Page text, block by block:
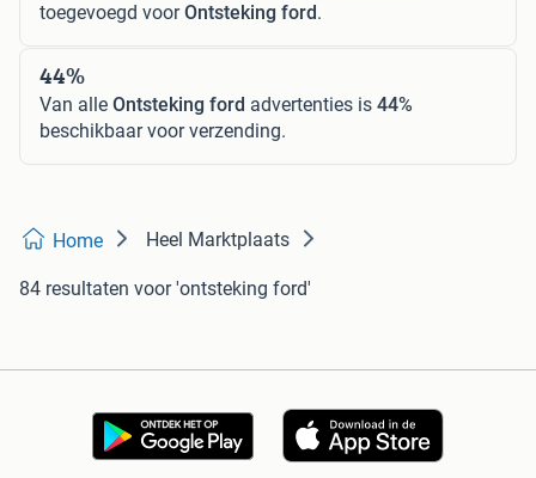
toegevoegd voorOntsteking ford.
44%
Van alle Ontsteking ford advertenties is 44%
beschikbaar voor verzending.
Home Heel Marktplaats
84 resultaten voor 'ontsteking ford'